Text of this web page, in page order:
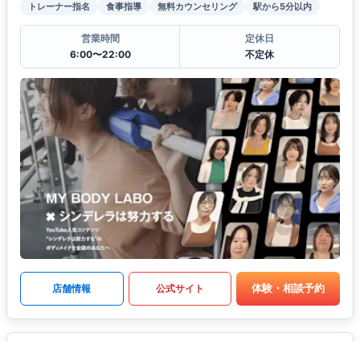
トレーナー指名 食事指導 無料カウンセリング 駅から5分以内
営業時間
6:00〜22:00
定休日
不定休
店舗情報 公式サイト 体験・相談予約